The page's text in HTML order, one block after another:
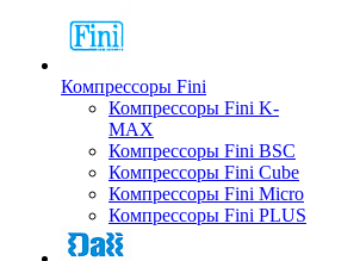
Компрессоры Fini
Компрессоры Fini K-
MAX
Компрессоры Fini BSC
Компрессоры Fini Cube
Компрессоры Fini Micro
Компрессоры Fini PLUS